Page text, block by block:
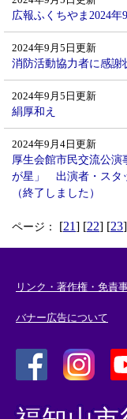
広報ふくちやま2024
2024年9月5日更新
消防活動協力者に感謝
2024年9月5日更新
絹厚和え
2024年9月4日更新
厚生会館市民交流公
が星」 出演者・スタ
（終了しました）
ページ： [21] [22] [23
リンク・著作権・免責
バナー広告について
外
外
外